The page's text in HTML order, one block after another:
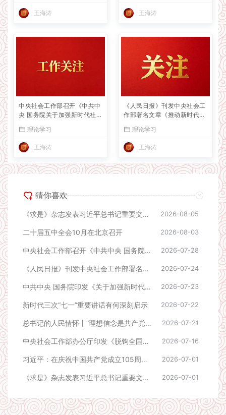
王海涛 王海涛
中央社会工作部召开《中共中
央 国务院关于加强新时代社会
署推进会
理论学习
王海涛
《人民日报》刊发中央社会工
作部署名文章《推动新时代社
中国特色社会主义社会治理之
路》
理论学习
王海涛
猜你喜欢
《求是》杂志发表习近平总书记重要文章《加快建设健康中国》 2026-08-05
二十届五中全会10月在北京召开 2026-08-03
中央社会工作部召开《中共中央 国务院关于加强新时代社会工作的意见》学习贯彻工作部署推进会 2026-07-28
《人民日报》刊发中央社会工作部署名文章《推动新时代社会工作高质量发展 坚定不移走中国特色社会主义社会治理之路》 2026-07-24
中共中央 国务院印发《关于加强新时代社会工作的意见》 2026-07-23
新时代三次“七一”重要讲话有何深刻启示 2026-07-22
总书记的人民情怀丨“理想信念是共产党人精神上的‘钙’” 2026-07-21
中央社会工作部办公厅印发《脱钩全国性行业协会商会相关活动负面清单》 2026-07-16
习近平：在庆祝中国共产党成立105周年大会上的讲话 2026-07-01
《求是》杂志发表习近平总书记重要文章《做焦裕禄式的县委书记》 2026-07-01